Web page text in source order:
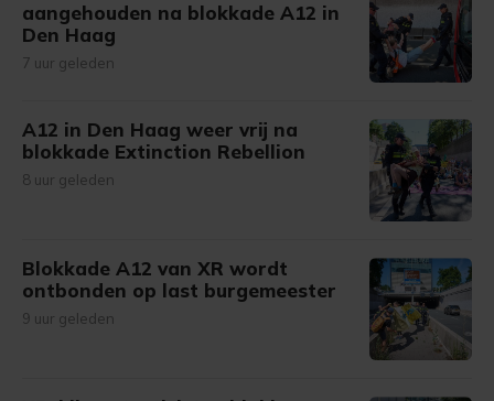
aangehouden na blokkade A12 in
Den Haag
7 uur geleden
A12 in Den Haag weer vrij na
blokkade Extinction Rebellion
8 uur geleden
Blokkade A12 van XR wordt
ontbonden op last burgemeester
9 uur geleden